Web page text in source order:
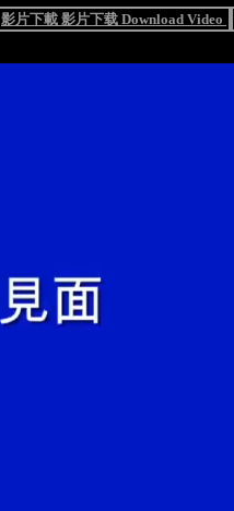
影片下載 影片下载 Download Video